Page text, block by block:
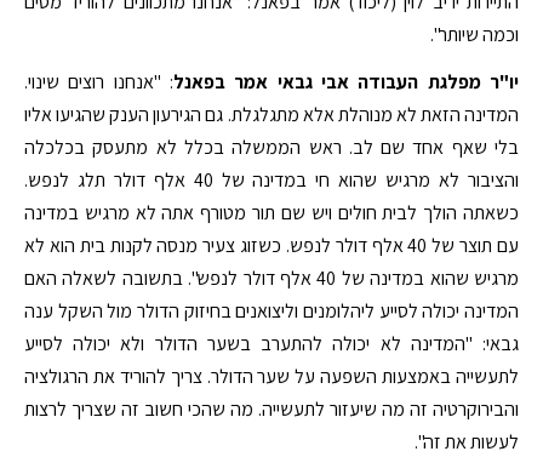
וכמה שיותר".
יו"ר מפלגת העבודה אבי גבאי אמר בפאנל: "אנחנו רוצים שינוי.
המדינה הזאת לא מנוהלת אלא מתגלגלת. גם הגירעון הענק שהגיעו אליו
בלי שאף אחד שם לב. ראש הממשלה בכלל לא מתעסק בכלכלה
והציבור לא מרגיש שהוא חי במדינה של 40 אלף דולר תלג לנפש.
כשאתה הולך לבית חולים ויש שם תור מטורף אתה לא מרגיש במדינה
עם תוצר של 40 אלף דולר לנפש. כשזוג צעיר מנסה לקנות בית הוא לא
מרגיש שהוא במדינה של 40 אלף דולר לנפש". בתשובה לשאלה האם
המדינה יכולה לסייע ליהלומנים וליצואנים בחיזוק הדולר מול השקל ענה
גבאי: "המדינה לא יכולה להתערב בשער הדולר ולא יכולה לסייע
לתעשייה באמצעות השפעה על שער הדולר. צריך להוריד את הרגולציה
והבירוקרטיה זה מה שיעזור לתעשייה. מה שהכי חשוב זה שצריך לרצות
לעשות את זה".